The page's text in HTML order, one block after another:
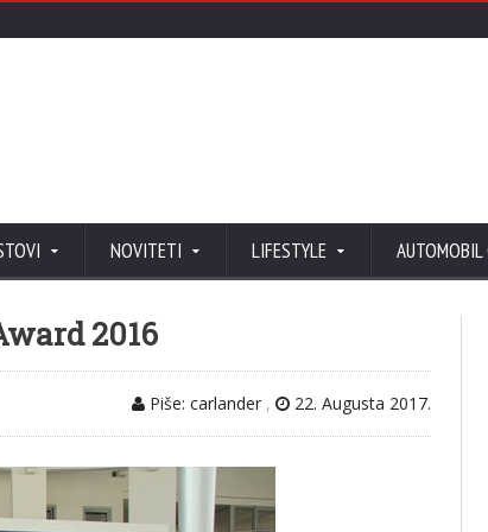
NOVITETI LIFESTYLE AUTOMOBIL
2016
Piše: carlander , 22. Augusta 2017.